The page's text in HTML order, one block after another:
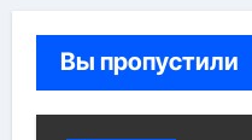
Вы пропустили